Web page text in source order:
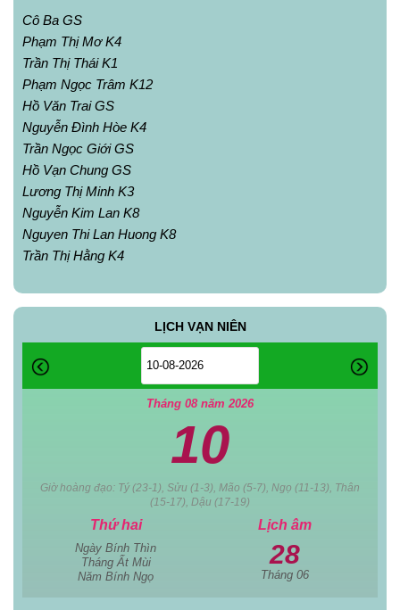
Cô Ba GS
Phạm Thị Mơ K4
Trần Thị Thái K1
Phạm Ngọc Trâm K12
Hồ Văn Trai GS
Nguyễn Đình Hòe K4
Trần Ngọc Giới GS
Hồ Vạn Chung GS
Lương Thị Minh K3
Nguyễn Kim Lan K8
Nguyen Thi Lan Huong K8
Trần Thị Hằng K4
LỊCH VẠN NIÊN
Tháng 08 năm 2026
10
Giờ hoàng đạo: Tý (23-1), Sửu (1-3), Mão (5-7), Ngọ (11-13), Thân
(15-17), Dậu (17-19)
Thứ hai
Ngày Bính Thìn
Tháng Ất Mùi
Năm Bính Ngọ
Lịch âm
28
Tháng 06